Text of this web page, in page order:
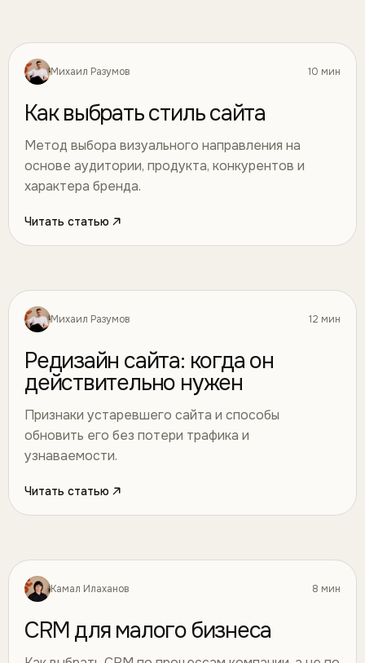
Дизайн 29
Михаил Разумов 10 мин
Как выбрать стиль сайта
Метод выбора визуального направления на
основе аудитории, продукта, конкурентов и
характера бренда.
Читать статью
Дизайн 30
Михаил Разумов 12 мин
Редизайн сайта: когда он
действительно нужен
Признаки устаревшего сайта и способы
обновить его без потери трафика и
узнаваемости.
Читать статью
Автоматизация 31
Камал Илаханов 8 мин
CRM для малого бизнеса